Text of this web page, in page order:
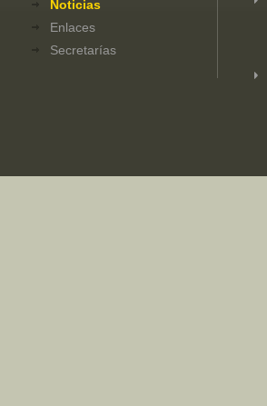
Noticias
Enlaces
Secretarías